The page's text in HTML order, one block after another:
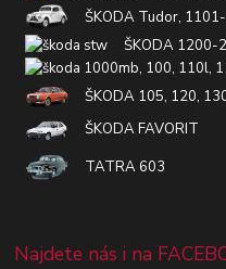
ŠKODA Tudor,
ŠKODA 1200-
ŠKODA 105, 120,
ŠKODA FAVORIT
TATRA 603
Najdete nás i na